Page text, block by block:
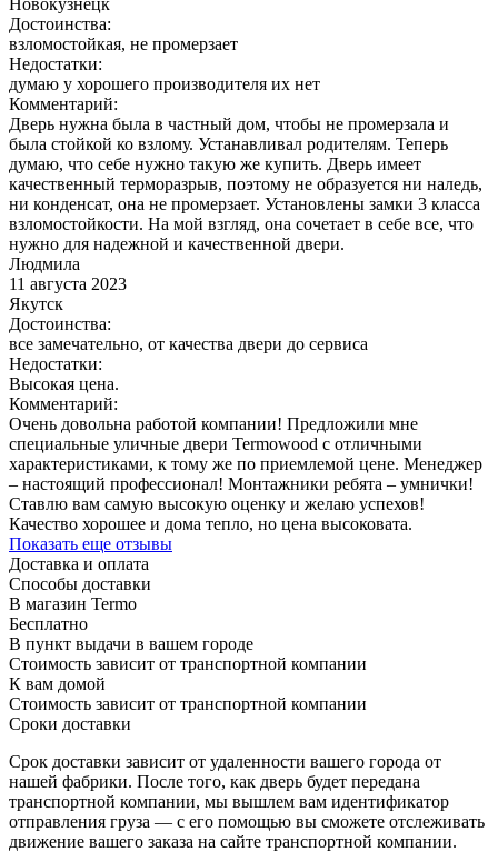
Достоинства:
взломостойкая, не промерзает
Недостатки:
думаю у хорошего производителя их нет
Комментарий:
Дверь нужна была в частный дом, чтобы не промерзала и
была стойкой ко взлому. Устанавливал родителям. Теперь
думаю, что себе нужно такую же купить. Дверь имеет
качественный терморазрыв, поэтому не образуется ни наледь,
ни конденсат, она не промерзает. Установлены замки 3 класса
взломостойкости. На мой взгляд, она сочетает в себе все, что
нужно для надежной и качественной двери.
Людмила
11 августа 2023
Якутск
Достоинства:
все замечательно, от качества двери до сервиса
Недостатки:
Высокая цена.
Комментарий:
Очень довольна работой компании! Предложили мне
специальные уличные двери Termowood с отличными
характеристиками, к тому же по приемлемой цене. Менеджер
– настоящий профессионал! Монтажники ребята – умнички!
Ставлю вам самую высокую оценку и желаю успехов!
Качество хорошее и дома тепло, но цена высоковата.
Показать еще отзывы
Доставка и оплата
Способы доставки
В магазин Termo
Бесплатно
В пункт выдачи в вашем городе
Стоимость зависит от транспортной компании
К вам домой
Стоимость зависит от транспортной компании
Сроки доставки
Срок доставки зависит от удаленности вашего города от
нашей фабрики. После того, как дверь будет передана
транспортной компании, мы вышлем вам идентификатор
отправления груза — с его помощью вы сможете отслеживать
движение вашего заказа на сайте транспортной компании.